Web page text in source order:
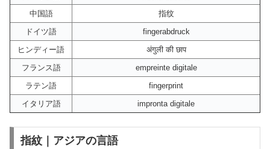
中国語
指纹
ドイツ語
fingerabdruck
ヒンディー語
अंगुली की छाप
フランス語
empreinte digitale
ラテン語
fingerprint
イタリア語
impronta digitale
指紋｜アジアの言語